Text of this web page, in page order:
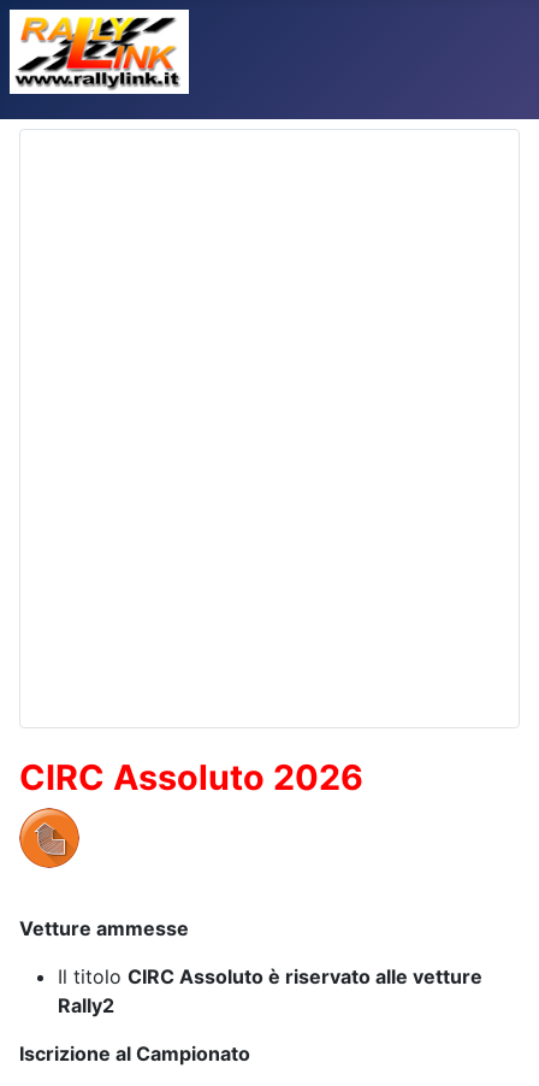
CIRC Assoluto 2026
Vetture ammesse
Il titolo CIRC Assoluto è riservato alle vetture
Rally2
Iscrizione al Campionato